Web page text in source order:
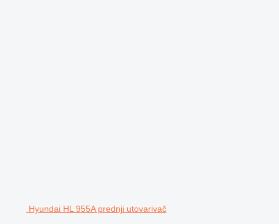
Hyundai HL 955A prednji utovarivač